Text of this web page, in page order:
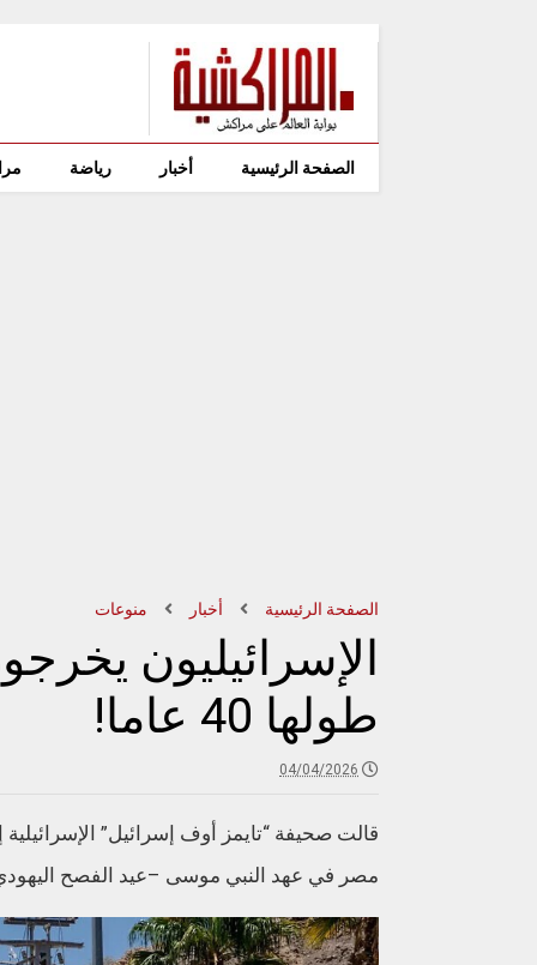
الصفحة الرئيسية أخبار رياضة
الصفحة الرئيسية أخبار منوعات
الإسرائيليون
طولها 40 عاما!
04/04/2026
قالت صحيفة “تايمز أوف إسرائيل”
مصر في عهد النبي موسى –عيد الفصح